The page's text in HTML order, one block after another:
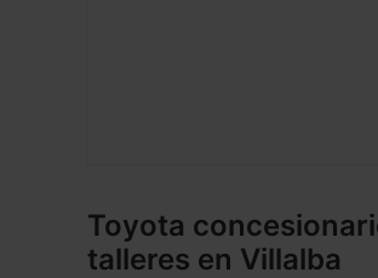
Toyota
talleres en Villalba